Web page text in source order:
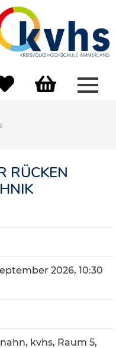
RÜCKEN
2026, 10:30
kvhs, Raum 5,